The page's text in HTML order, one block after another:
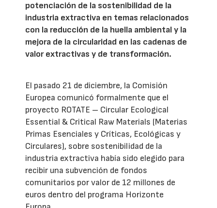
potenciación de la sostenibilidad de la
industria extractiva en temas relacionados
con la reducción de la huella ambiental y la
mejora de la circularidad en las cadenas de
valor extractivas y de transformación.
El pasado 21 de diciembre, la Comisión
Europea comunicó formalmente que el
proyecto ROTATE – Circular Ecological
Essential & Critical Raw Materials (Materias
Primas Esenciales y Críticas, Ecológicas y
Circulares), sobre sostenibilidad de la
industria extractiva había sido elegido para
recibir una subvención de fondos
comunitarios por valor de 12 millones de
euros dentro del programa Horizonte